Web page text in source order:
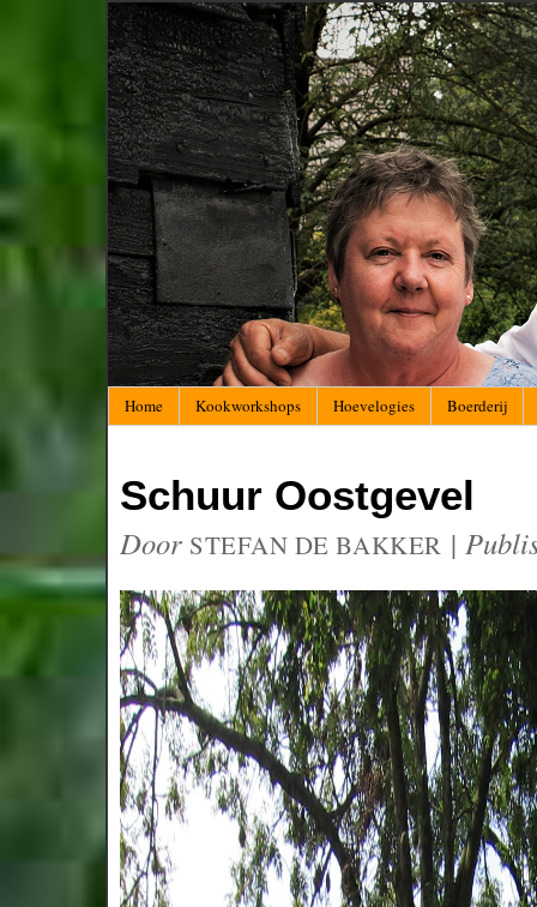
Home Kookworkshops Hoevelogies Boerderij
Schuur Oostgevel
Door STEFAN DE BAKKER |